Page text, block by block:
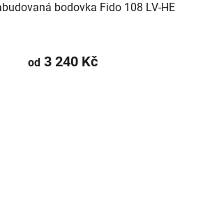
bodovka Fido 108 LV-HE
od 3 240 Kč